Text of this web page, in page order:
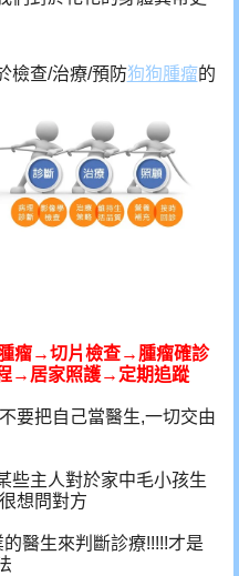
檢查/治療/預防狗狗腫瘤的
瘤→切片檢查→腫瘤確診
→居家照護→定期追蹤
要把自己當醫生,一切交由
些主人對於家中毛小孩生
想問對方
醫生來判斷診療!!!!!才是